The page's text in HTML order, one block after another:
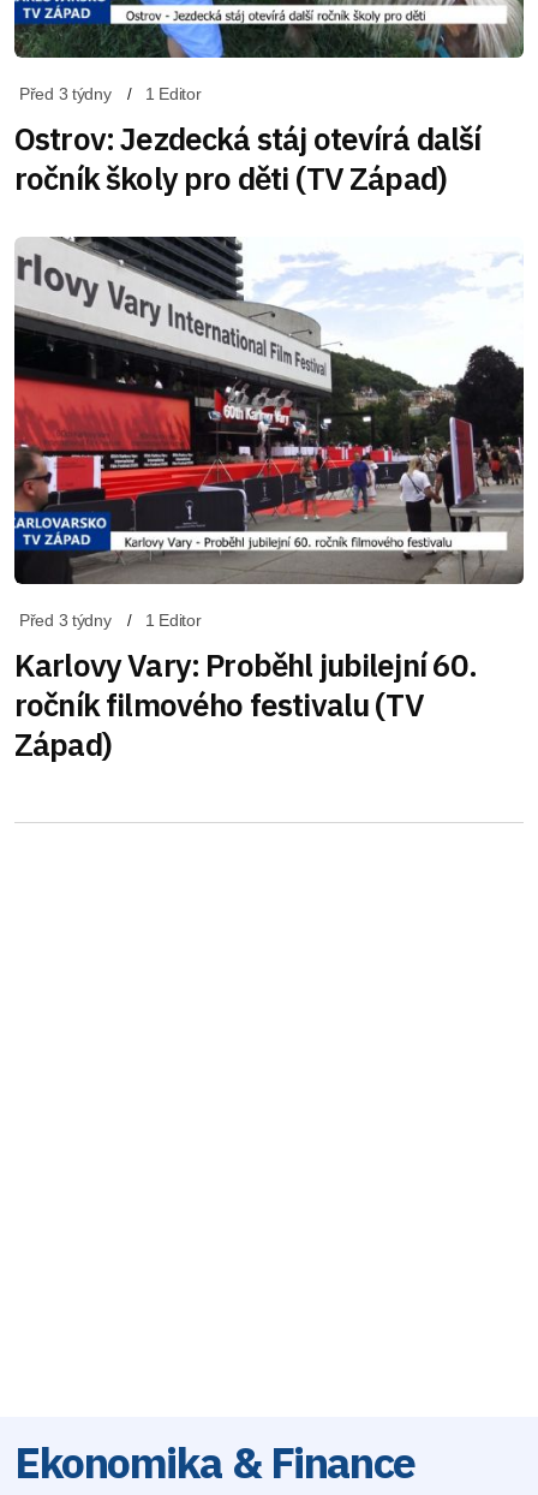
Před 3 týdny 1 Editor
Ostrov: Jezdecká stáj otevírá další
ročník školy pro děti (TV Západ)
Před 3 týdny 1 Editor
Karlovy Vary: Proběhl jubilejní 60.
ročník filmového festivalu (TV
Západ)
Ekonomika & Finance